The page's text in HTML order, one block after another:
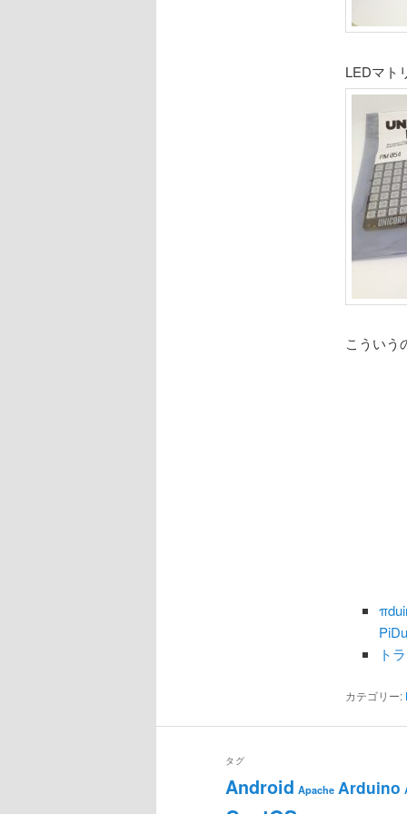
LEDマト
こういう
ト
カテゴリー:
タグ
Android Apache Arduino